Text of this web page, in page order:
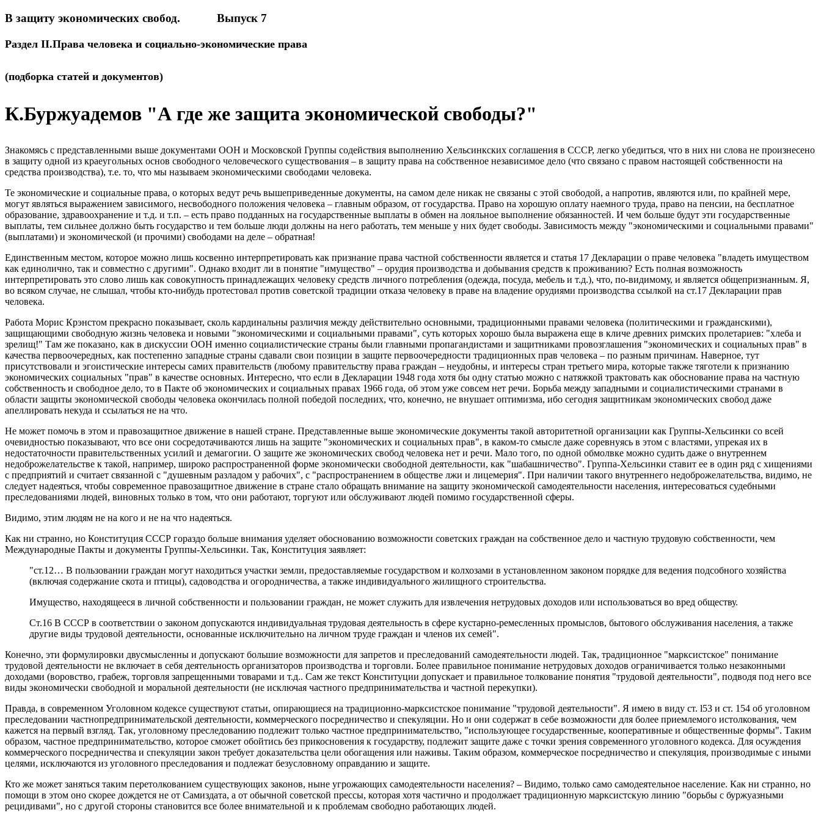
В защиту экономических свобод. Выпуск 7
Раздел II.Права человека и социально-экономические права
(подборка статей и документов)
К.Буржуадемов "А где же защита экономической свободы?"
Знакомясь с представленными выше документами ООН и Московской Группы содействия выполнению Хельсинкских соглашения в СССР, легко убедиться, что в них ни слова не произнесено
в защиту одной из краеугольных основ свободного человеческого существования – в защиту права на собственное независимое дело (что связано с правом настоящей собственности на
средства производства), т.е. то, что мы называем экономическими свободами человека.
Те экономические и социальные права, о которых ведут речь вышеприведенные документы, на самом деле никак не связаны с этой свободой, а напротив, являются или, по крайней мере,
могут являться выражением зависимого, несвободного положения человека – главным образом, от государства. Право на хорошую оплату наемного труда, право на пенсии, на бесплатное
образование, здравоохранение и т.д. и т.п. – есть право подданных на государственные выплаты в обмен на лояльное выполнение обязанностей. И чем больше будут эти государственные
выплаты, тем сильнее должно быть государство и тем больше люди должны на него работать, тем меньше у них будет свободы. Зависимость между "экономическими и социальными правами"
(выплатами) и экономической (и прочими) свободами на деле – обратная!
Единственным местом, которое можно лишь косвенно интерпретировать как признание права частной собственности является и статья 17 Декларации о праве человека "владеть имуществом
как единолично, так и совместно с другими". Однако входит ли в понятие "имущество" – орудия производства и добывания средств к проживанию? Есть полная возможность
интерпретировать это слово лишь как совокупность принадлежащих человеку средств личного потребления (одежда, посуда, мебель и т.д.), что, по-видимому, и является общепризнанным. Я,
во всяком случае, не слышал, чтобы кто-нибудь протестовал против советской традиции отказа человеку в праве на владение орудиями производства ссылкой на ст.17 Декларации прав
человека.
Работа Морис Крэнстом прекрасно показывает, сколь кардинальны различия между действительно основными, традиционными правами человека (политическими и гражданскими),
защищающими свободную жизнь человека и новыми "экономическими и социальными правами", суть которых хорошо была выражена еще в кличе древних римских пролетариев: "хлеба и
зрелищ!" Там же показано, как в дискуссии ООН именно социалистические страны были главными пропагандистами и защитниками провозглашения "экономических и социальных прав" в
качества первоочередных, как постепенно западные страны сдавали свои позиции в защите первоочередности традиционных прав человека – по разным причинам. Наверное, тут
присутствовали и эгоистические интересы самих правительств (любому правительству права граждан – неудобны, и интересы стран третьего мира, которые также тяготели к признанию
экономических социальных "прав" в качестве основных. Интересно, что если в Декларации 1948 года хотя бы одну статью можно с натяжкой трактовать как обоснование права на частную
собственность и свободное дело, то в Пакте об экономических и социальных правах 1966 года, об этом уже совсем нет речи. Борьба между западными и социалистическими странами в
области защиты экономической свободы человека окончилась полной победой последних, что, конечно, не внушает оптимизма, ибо сегодня защитникам экономических свобод даже
апеллировать некуда и ссылаться не на что.
Не может помочь в этом и правозащитное движение в нашей стране. Представленные выше экономические документы такой авторитетной организации как Группы-Хельсинки со всей
очевидностью показывают, что все они сосредотачиваются лишь на защите "экономических и социальных прав", в каком-то смысле даже соревнуясь в этом с властями, упрекая их в
недостаточности правительственных усилий и демагогии. О защите же экономических свобод человека нет и речи. Мало того, по одной обмолвке можно судить даже о внутреннем
недоброжелательстве к такой, например, широко распространенной форме экономически свободной деятельности, как "шабашничество". Группа-Хельсинки ставит ее в один ряд с хищениями
с предприятий и считает связанной с "душевным разладом у рабочих", с "распространением в обществе лжи и лицемерия". При наличии такого внутреннего недоброжелательства, видимо, не
следует надеяться, чтобы современное правозащитное движение в стране стало обращать внимание на защиту экономической самодеятельности населения, интересоваться судебными
преследованиями людей, виновных только в том, что они работают, торгуют или обслуживают людей помимо государственной сферы.
Видимо, этим людям не на кого и не на что надеяться.
Как ни странно, но Конституция СССР гораздо больше внимания уделяет обоснованию возможности советских граждан на собственное дело и частную трудовую собственности, чем
Международные Пакты и документы Группы-Хельсинки. Так, Конституция заявляет:
"ст.12… В пользовании граждан могут находиться участки земли, предоставляемые государством и колхозами в установленном законом порядке для ведения подсобного хозяйства
(включая содержание скота и птицы), садоводства и огородничества, а также индивидуального жилищного строительства.
Имущество, находящееся в личной собственности и пользовании граждан, не может служить для извлечения нетрудовых доходов или использоваться во вред обществу.
Ст.16 В СССР в соответствии о законом допускаются индивидуальная трудовая деятельность в сфере кустарно-ремесленных промыслов, бытового обслуживания населения, а также
другие виды трудовой деятельности, основанные исключительно на личном труде граждан и членов их семей".
Конечно, эти формулировки двусмысленны и допускают большие возможности для запретов и преследований самодеятельности людей. Так, традиционное "марксистское" понимание
трудовой деятельности не включает в себя деятельность организаторов производства и торговли. Более правильное понимание нетрудовых доходов ограничивается только незаконными
доходами (воровство, грабеж, торговля запрещенными товарами и т.д.. Сам же текст Конституции допускает и правильное толкование понятия "трудовой деятельности", подводя под него все
виды экономически свободной и моральной деятельности (не исключая частного предпринимательства и частной перекупки).
Правда, в современном Уголовном кодексе существуют статьи, опирающиеся на традиционно-марксистское понимание "трудовой деятельности". Я имею в виду ст. l53 и ст. 154 об уголовном
преследовании частнопредпринимательской деятельности, коммерческого посредничество и спекуляции. Но и они содержат в себе возможности для более приемлемого истолкования, чем
кажется на первый взгляд. Так, уголовному преследованию подлежит только частное предпринимательство, "использующее государственные, кооперативные и общественные формы". Таким
образом, частное предпринимательство, которое сможет обойтись без прикосновения к государству, подлежит защите даже с точки зрения современного уголовного кодекса. Для осуждения
коммерческого посредничества и спекуляции закон требует доказательства цели обогащения или наживы. Таким образом, коммерческое посредничество и спекуляция, производимые с иными
целями, исключаются из уголовного преследования и подлежат безусловному оправданию и защите.
Кто же может заняться таким перетолкованием существующих законов, ныне угрожающих самодеятельности населения? – Видимо, только само самодеятельное население. Как ни странно, но
помощи в этом оно скорее дождется не от Самиздата, а от обычной советской прессы, которая хотя частично и продолжает традиционную марксистскую линию "борьбы с буржуазными
рецидивами", но с другой стороны становится все более внимательной и к проблемам свободно работающих людей.